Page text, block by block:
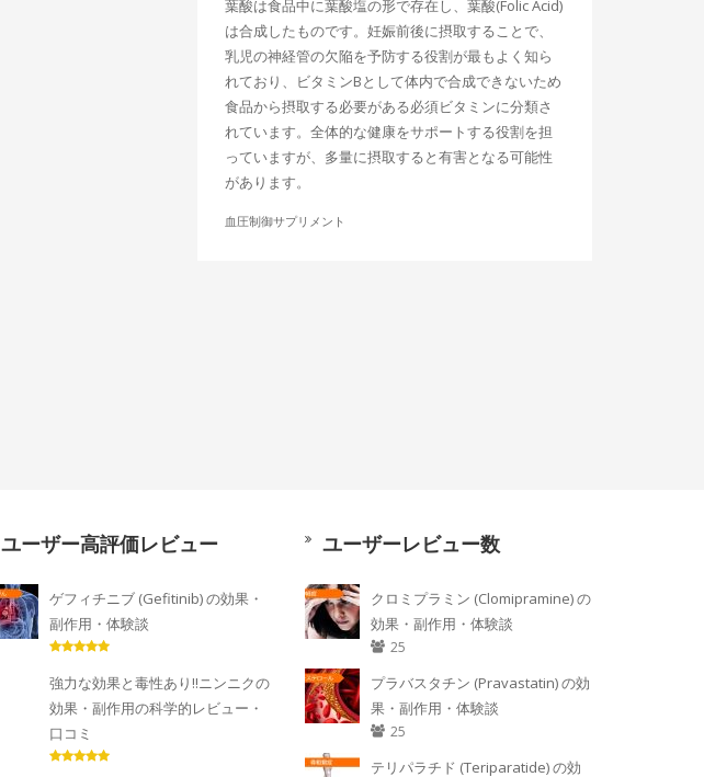
葉酸は食品中に葉酸塩の形で存在し、葉酸(Folic Acid)
は合成したものです。妊娠前後に摂取することで、
乳児の神経管の欠陥を予防する役割が最もよく知ら
れており、ビタミンBとして体内で合成できないため
食品から摂取する必要がある必須ビタミンに分類さ
れています。全体的な健康をサポートする役割を担
っていますが、多量に摂取すると有害となる可能性
があります。
血圧制御サプリメント
ユーザー高評価レビュー
ゲフィチニブ (Gefitinib) の効果・
副作用・体験談
強力な効果と毒性あり!!ニンニクの
効果・副作用の科学的レビュー・
口コミ
ユーザーレビュー数
クロミプラミン (Clomipramine) の
効果・副作用・体験談
25
プラバスタチン (Pravastatin) の効
果・副作用・体験談
25
テリパラチド (Teriparatide) の効